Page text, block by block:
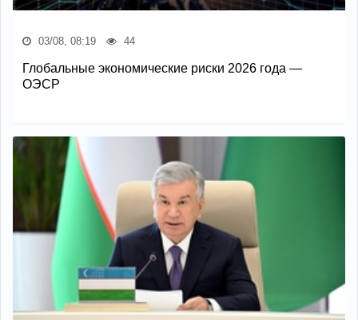
03/08, 08:19 44
Глобальные экономические риски 2026 года —
ОЭСР